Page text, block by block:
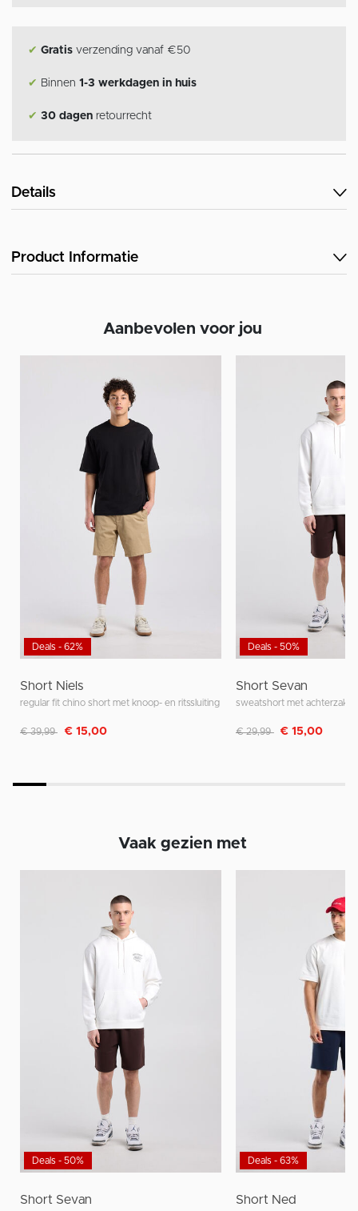
✔ Gratis verzending vanaf €50
✔ Binnen 1-3 werkdagen in huis
✔ 30 dagen retourrecht
Details
Product Informatie
Aanbevolen voor jou
Deals - 62%
Short Niels
regular fit chino short met knoop- en ritssluiting
Afgeprijsd van
€ 39,99 naar
€ 15,00
Deals - 50%
Short Sevan
sweatshort met achterzak
Afgeprijsd van
€ 29,99 naar
€ 15,00
Vaak gezien met
Deals - 50%
Short Sevan
Deals - 63%
Short Ned